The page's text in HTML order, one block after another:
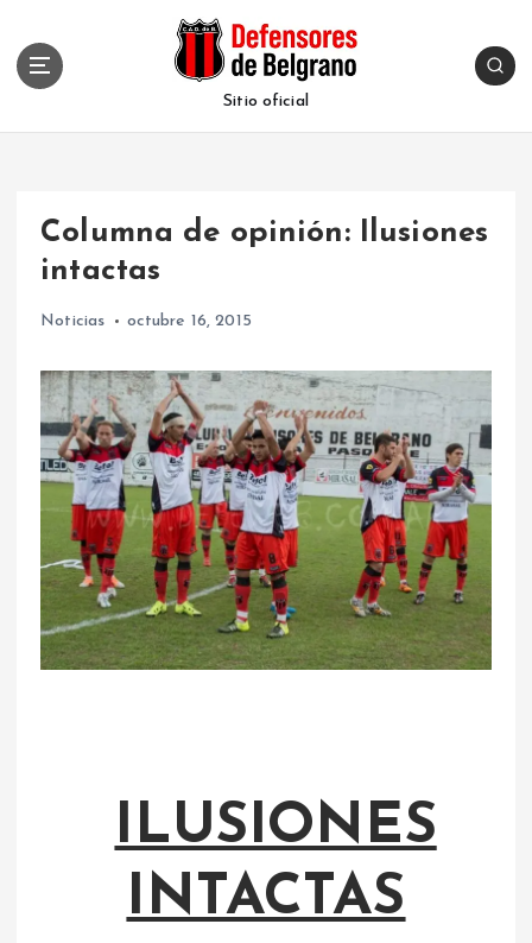
Sitio oficial
Columna de opinión: Ilusiones
intactas
Noticias octubre 16, 2015
ILUSIONES
INTACTAS